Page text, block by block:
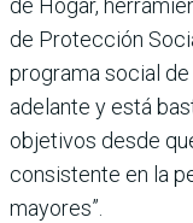
de Hogar,
de Protección
programa social
adelante y está
objetivos desde
consistente en la
mayores”.